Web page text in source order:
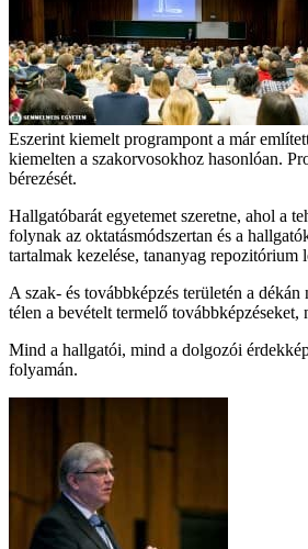
Eszerint kiemelt programpont a már
kiemelten a szakorvosokhoz hasonlóan.
bérezését.
Hallgatóbarát egyetemet szeretne, ahol a
folynak az oktatásmódszertan és a
tartalmak kezelése, tananyag repozitórium
A szak- és továbbképzés területén a
télen a bevételt termelő
Mind a hallgatói, mind a dolgozói
folyamán.